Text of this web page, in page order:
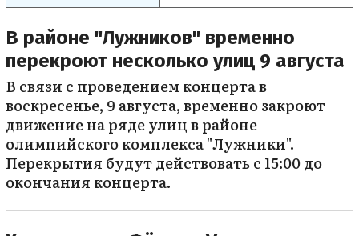
В районе "Лужников" временно
перекроют несколько улиц 9 августа
В связи с проведением концерта в
воскресенье, 9 августа, временно закроют
движение на ряде улиц в районе
олимпийского комплекса "Лужники".
Перекрытия будут действовать с 15:00 до
окончания концерта.